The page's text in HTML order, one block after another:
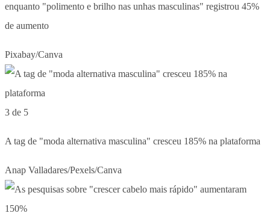
enquanto "polimento e brilho nas unhas masculinas" registrou 45%
de aumento
Pixabay/Canva
3 de 5
A tag de "moda alternativa masculina" cresceu 185% na plataforma
Anap Valladares/Pexels/Canva